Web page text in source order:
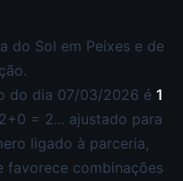
do Sol em Peixes e de
do dia 07/03/2026 é 1
= 2... ajustado para
ligado à parceria,
combinações